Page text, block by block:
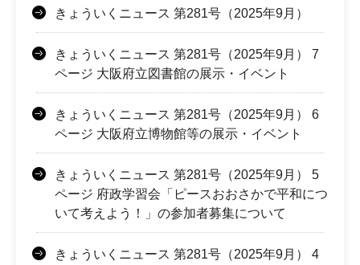
きょういくニュース 第281号（2025年9月）
きょういくニュース 第281号（2025年9月） 7
ページ 大阪府立図書館の展示・イベント
きょういくニュース 第281号（2025年9月） 6
ページ 大阪府立博物館等の展示・イベント
きょういくニュース 第281号（2025年9月） 5
ページ 府政学習会「ピースおおさかで平和につ
いて考えよう！」の参加者募集について
きょういくニュース 第281号（2025年9月） 4